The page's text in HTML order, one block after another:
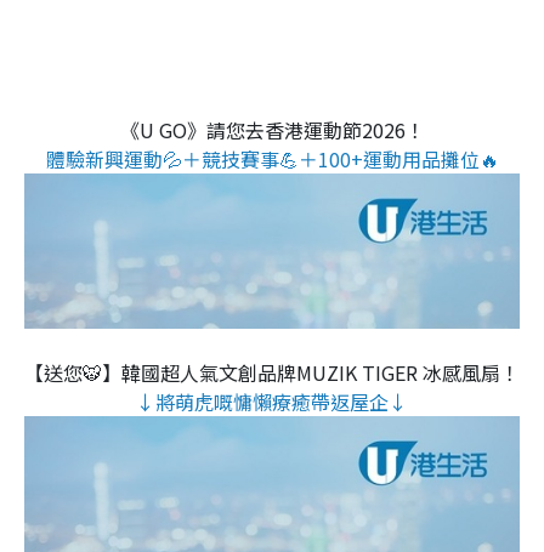
《U GO》請您去香港運動節2026！
體驗新興運動💦＋競技賽事💪＋100+運動用品攤位🔥
【送您🐯】韓國超人氣文創品牌MUZIK TIGER 冰感風扇！
↓將萌虎嘅慵懶療癒帶返屋企↓